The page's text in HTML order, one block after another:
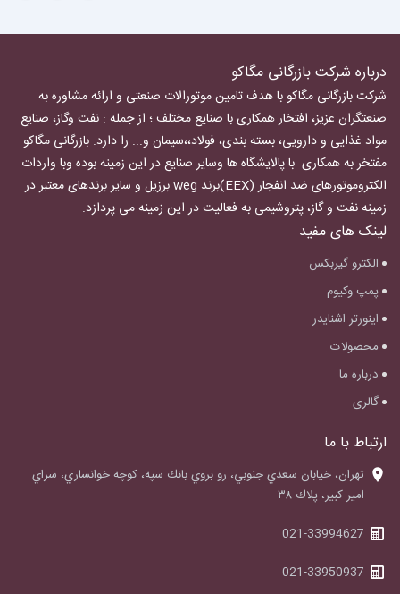
درباره شرکت بازرگانی مگاکو
شرکت بازرگانی مگاکو با هدف تامین موتورالات صنعتی و ارائه مشاوره به
صنعتگران عزیز، افتخار همکاری با صنایع مختلف ؛ از جمله : نفت وگاز، صنایع
مواد غذایی و دارویی، بسته بندی، فولاد،،سیمان و... را دارد. بازرگانی مگاکو
مفتخر به همکاری با پالایشگاه ها وسایر صنایع در این زمینه بوده وبا واردات
الکتروموتورهای ضد انفجار
(EEX)برند weg برزیل و سایر برندهای معتبر در
زمینه نفت و گاز، پتروشیمی به فعالیت در این زمینه می پردازد.
لینک های مفید
الکترو گیربکس
پمپ وکیوم
اینورتر اشنایدر
محصولات
درباره ما
گالری
ارتباط با ما
‌تهران، خيابان سعدي جنوبي، رو بروي بانك سپه، كوچه خوانساري، سراي
امير كبير، پلاك ٣٨
021-33994627
021-33950937